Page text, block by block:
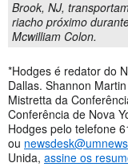
Brook, NJ,
riacho próximo
Mcwilliam Colon.
*Hodges é redator do
Dallas. Shannon
Mistretta da
Conferência de Nova
Hodges pelo telefone
ou
Unida, assine os